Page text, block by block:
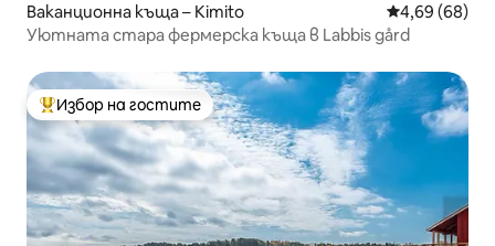
Ваканционна къща – Kimito Средна
4,69 (68)
Уютната стара фермерска къща в Labbis gård
Най-популярен избор на гостите
Избор на гостите